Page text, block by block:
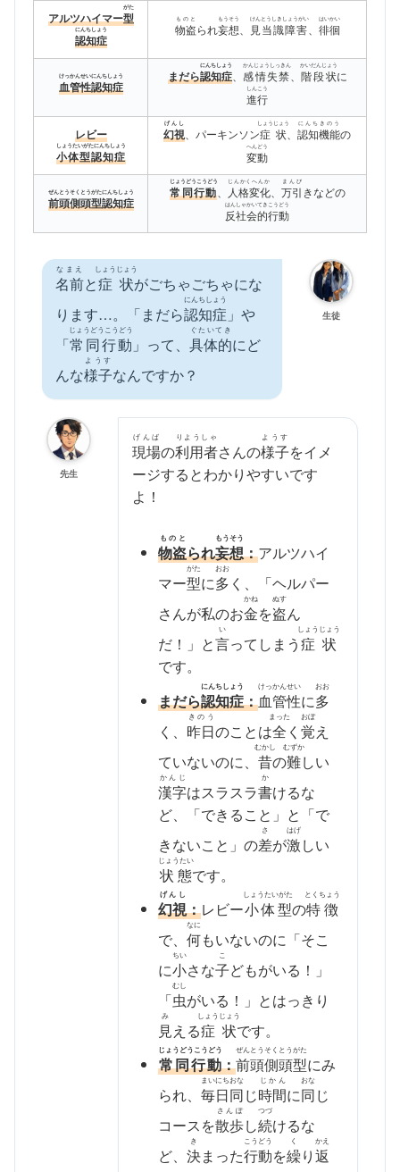
アルツハイマー型
がた
認知症
にんちしょう 物盗
ものと
られ妄想
もうそう
、 見当識障害
けんとうしきしょうがい
、 徘徊
はいかい
血管性認知症
けっかんせいにんちしょう まだら認知症
にんちしょう
、 感情失禁
かんじょうしっきん
、 階段状
かいだんじょう
に
進行
しんこう
レビー
小体型認知症
しょうたいがたにんちしょう
幻視
げんし
、パーキンソン症状
しょうじょう
、 認知機能
にんちきのう
の
変動
へんどう
前頭側頭型認知症
ぜんとうそくとうがたにんちしょう 常同行動
じょうどうこうどう
、 人格変化
じんかくへんか
、 万引
まんび
きなどの
反社会的行動
はんしゃかいてきこうどう
生徒
名前
なまえ
と症状
しょうじょう
がごちゃごちゃにな
ります…。「まだら認知症
にんちしょう
」や
「常同行動
じょうどうこうどう
」って、 具体的
ぐたいてき
にど
んな様子
ようす
なんですか？
先生
現場
げんば
の利用者
りようしゃ
さんの様子
ようす
をイメ
ージするとわかりやすいです
よ！
物盗
ものと
られ妄想
もうそう
：アルツハイ
マー型
がた
に多
おお
く、「ヘルパー
さんが私のお金
かね
を盗
ぬす
ん
だ！」と言
い
ってしまう症状
しょうじょう
です。
まだら認知症
にんちしょう
：血管性
けっかんせい
に多
おお
く、 昨日
きのう
のことは全
まった
く覚
おぼ
え
ていないのに、昔
むかし
の難
むずか
しい
漢字
かんじ
はスラスラ書
か
けるな
ど、「できること」と「で
きないこと」の差
さ
が激
はげ
しい
状態
じょうたい
です。
幻視
げんし
：レビー小体型
しょうたいがた
の特徴
とくちょう
で、何
なに
もいないのに「そこ
に小
ちい
さな子
こ
どもがいる！」
「虫
むし
がいる！」とはっきり
見
み
える症状
しょうじょう
です。
常同行動
じょうどうこうどう
：前頭側頭型
ぜんとうそくとうがた
にみ
られ、毎日
まいにち
同
おな
じ時間
じかん
に同
おな
じ
コースを散歩
さんぽ
し続
つづ
けるな
ど、決
き
まった行動
こうどう
を繰
く
り返
かえ